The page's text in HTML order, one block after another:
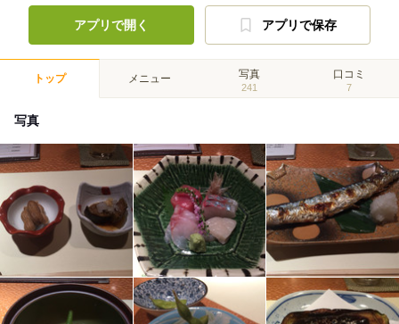
アプリで開く アプリで保存
トップ メニュー 写真
241
口コミ
7
写真